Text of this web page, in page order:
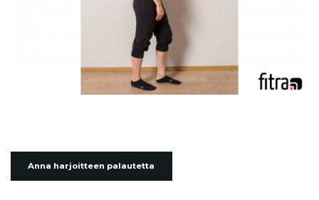
Anna harjoitteen palautetta